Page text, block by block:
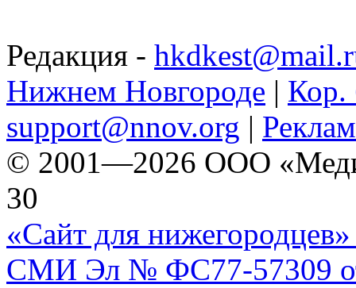
Редакция -
Нижнем Новгороде | Кор.
support@nnov.org |
© 2001—2026 ООО
30
«Сайт для нижегородцев»
СМИ Эл № ФС77-57309